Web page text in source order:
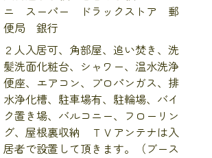
ニ スーパー ドラックストア 郵
便局 銀行
２人入居可、角部屋、追い焚き、洗
髪洗面化粧台、シャワー、温水洗浄
便座、エアコン、プロパンガス、排
水浄化槽、駐車場有、駐輪場、バイ
ク置き場、バルコニー、フローリン
グ、屋根裏収納 ＴＶアンテナは入
居者で設置して頂きます。（ブース